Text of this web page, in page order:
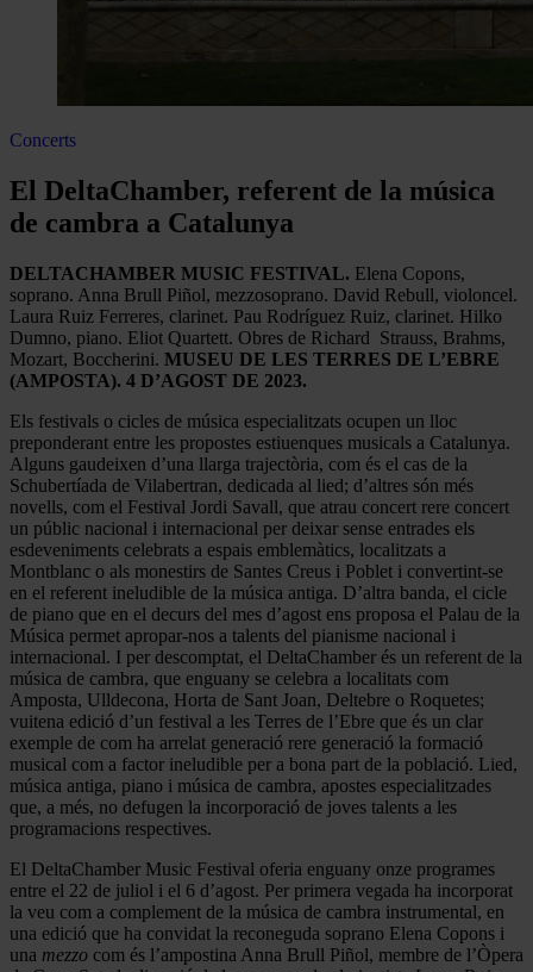
Concerts
El DeltaChamber, referent de la música
de cambra a Catalunya
DELTACHAMBER MUSIC FESTIVAL. Elena Copons,
soprano. Anna Brull Piñol, mezzosoprano. David Rebull, violoncel.
Laura Ruiz Ferreres, clarinet. Pau Rodríguez Ruiz, clarinet. Hilko
Dumno, piano. Eliot Quartett. Obres de Richard Strauss, Brahms,
Mozart, Boccherini. MUSEU DE LES TERRES DE L’EBRE
(AMPOSTA). 4 D’AGOST DE 2023.
Els festivals o cicles de música especialitzats ocupen un lloc
preponderant entre les propostes estiuenques musicals a Catalunya.
Alguns gaudeixen d’una llarga trajectòria, com és el cas de la
Schubertíada de Vilabertran, dedicada al lied; d’altres són més
novells, com el Festival Jordi Savall, que atrau concert rere concert
un públic nacional i internacional per deixar sense entrades els
esdeveniments celebrats a espais emblemàtics, localitzats a
Montblanc o als monestirs de Santes Creus i Poblet i convertint-se
en el referent ineludible de la música antiga. D’altra banda, el cicle
de piano que en el decurs del mes d’agost ens proposa el Palau de la
Música permet apropar-nos a talents del pianisme nacional i
internacional. I per descomptat, el DeltaChamber és un referent de la
música de cambra, que enguany se celebra a localitats com
Amposta, Ulldecona, Horta de Sant Joan, Deltebre o Roquetes;
vuitena edició d’un festival a les Terres de l’Ebre que és un clar
exemple de com ha arrelat generació rere generació la formació
musical com a factor ineludible per a bona part de la població. Lied,
música antiga, piano i música de cambra, apostes especialitzades
que, a més, no defugen la incorporació de joves talents a les
programacions respectives.
El DeltaChamber Music Festival oferia enguany onze programes
entre el 22 de juliol i el 6 d’agost. Per primera vegada ha incorporat
la veu com a complement de la música de cambra instrumental, en
una edició que ha convidat la reconeguda soprano Elena Copons i
una mezzo com és l’ampostina Anna Brull Piñol, membre de l’Òpera